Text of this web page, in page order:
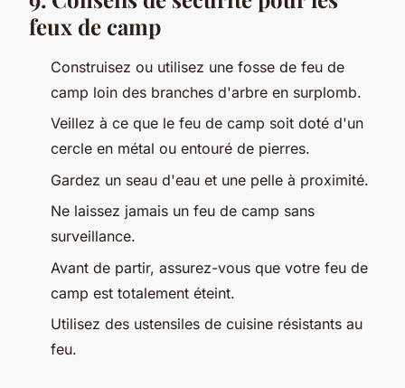
feux de camp
Construisez ou utilisez une fosse de feu de
camp loin des branches d'arbre en surplomb.
Veillez à ce que le feu de camp soit doté d'un
cercle en métal ou entouré de pierres.
Gardez un seau d'eau et une pelle à proximité.
Ne laissez jamais un feu de camp sans
surveillance.
Avant de partir, assurez-vous que votre feu de
camp est totalement éteint.
Utilisez des ustensiles de cuisine résistants au
feu.